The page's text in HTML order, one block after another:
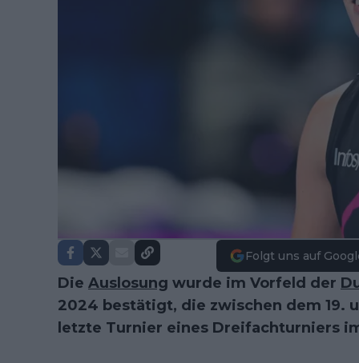
Folgt uns auf
Die Auslosung wurde im Vorfeld der
2024 bestätigt, die zwischen dem 19.
letzte Turnier eines Dreifachturniers